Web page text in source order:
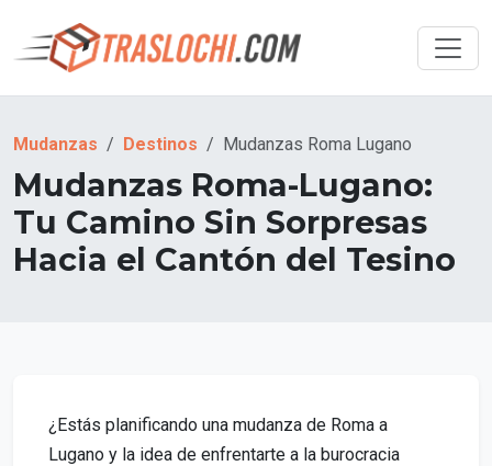
Mudanzas Destinos Mudanzas Roma Lugano
Mudanzas Roma-Lugano:
Tu Camino Sin Sorpresas
Hacia el Cantón del Tesino
¿Estás planificando una mudanza de Roma a
Lugano y la idea de enfrentarte a la burocracia